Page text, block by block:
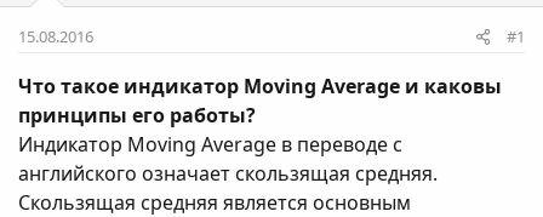
и
р
н
я
15.08.2016 #1
Что такое индикатор Moving Average и каковы
принципы его работы?
Индикатор Moving Average в переводе с
английского означает скользящая средняя.
Скользящая средняя является основным